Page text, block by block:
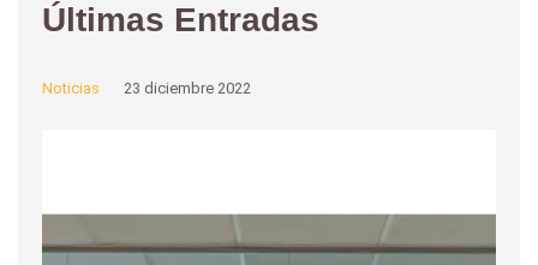
Últimas Entradas
Noticias 23 diciembre 2022